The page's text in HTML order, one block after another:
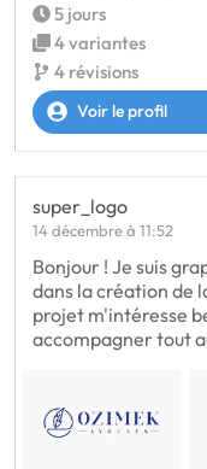
5 jours
4 variantes
4 révisions
Voir le profil
super_logo
14 décembre à 11:52
Bonjour ! Je suis
dans la création de
projet m'intéresse
accompagner tout